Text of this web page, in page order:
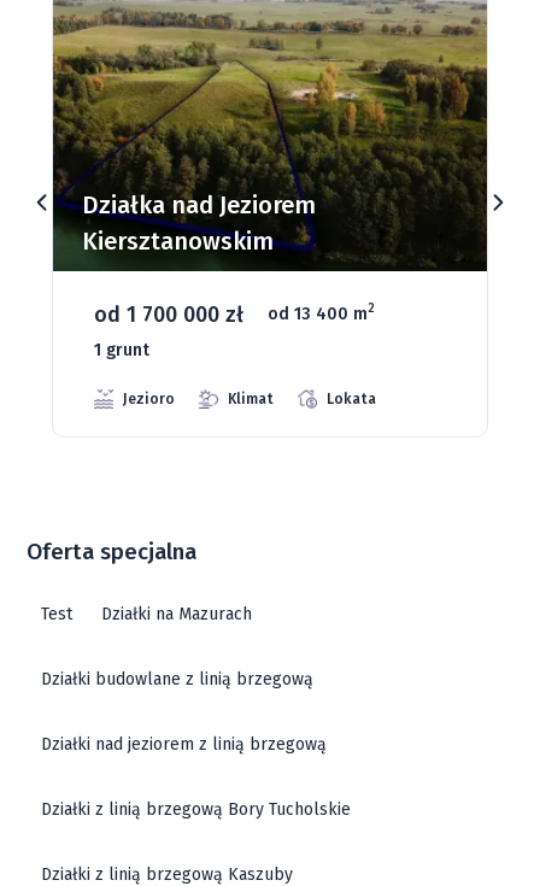
Działki budowlane nad Jeziorem
Dąbrowa Mała
od 93 280 zł od 1075 m 2 66 grunt
Oferta specjalna
Test Działki na Mazurach
Działki budowlane z linią brzegową
Działki nad jeziorem z linią brzegową
Działki z linią brzegową Bory Tucholskie
Działki z linią brzegową Kaszuby